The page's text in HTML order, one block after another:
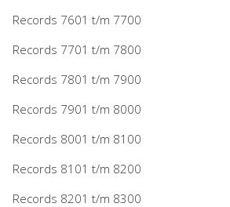
Records 7601 t/m 7700
Records 7701 t/m 7800
Records 7801 t/m 7900
Records 7901 t/m 8000
Records 8001 t/m 8100
Records 8101 t/m 8200
Records 8201 t/m 8300